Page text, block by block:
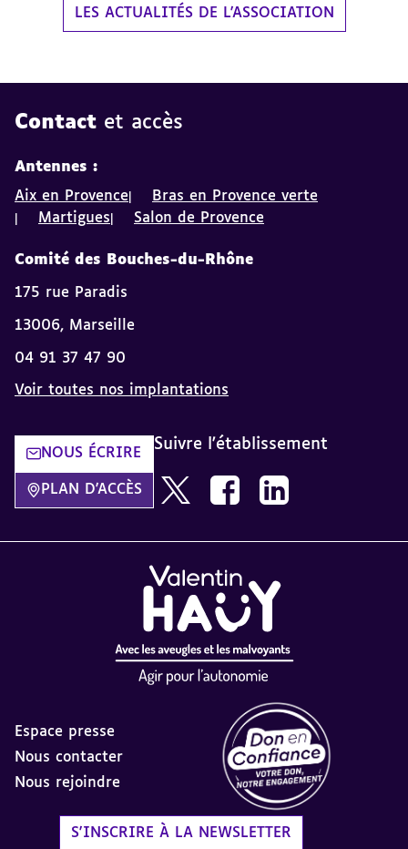
LES ACTUALITÉS DE L'ASSOCIATION
Contact et accès
Antennes :
Aix en Provence
Bras en Provence verte
Martigues
Salon de Provence
Comité des Bouches-du-Rhône
175 rue Paradis
13006, Marseille
04 91 37 47 90
Voir toutes nos implantations
NOUS ÉCRIRE
PLAN D'ACCÈS
Suivre l'établissement
Nous suivre sur Twitter AVH
Nous suivre sur Facebook
Nous suivre sur
Espace presse
Nous contacter
Nous rejoindre
S'INSCRIRE À LA NEWSLETTER